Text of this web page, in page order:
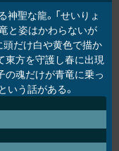
聖な龍。「せいりょ
竜と姿はかわらないが
頭だけ白や黄色で描か
東方を守護し春に出現
の魂だけが青竜に乗っ
う話がある。